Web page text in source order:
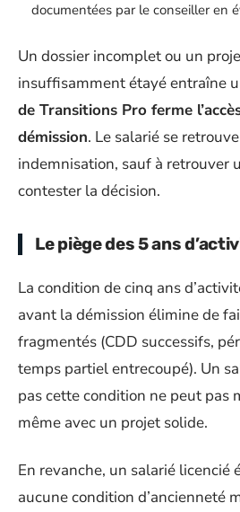
documentées par le conseiller en
Un dossier incomplet ou un
insuffisamment étayé entraîne
de Transitions Pro ferme
démission. Le salarié se
indemnisation, sauf à retrouver
contester la décision.
Le piège des 5 ans
La condition de cinq ans
avant la démission élimine de
fragmentés (CDD successifs,
temps partiel entrecoupé). Un
pas cette condition ne peut pas
même avec un projet solide.
En revanche, un salarié licencié
aucune condition d’ancienneté